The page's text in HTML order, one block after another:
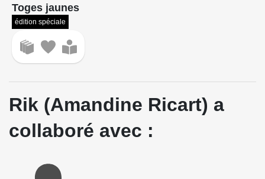
Toges jaunes
édition spéciale
Rik (Amandine Ricart) a
collaboré avec :